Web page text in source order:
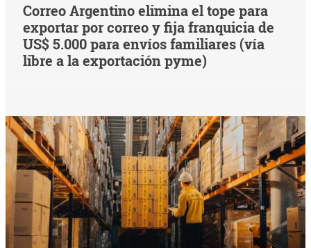
Correo Argentino elimina el tope para
exportar por correo y fija franquicia de
US$ 5.000 para envíos familiares (vía
libre a la exportación pyme)